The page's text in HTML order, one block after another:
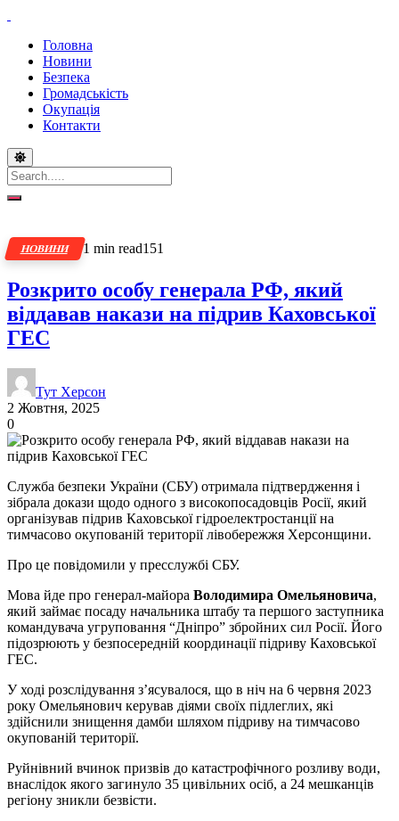
Головна
Новини
Безпека
Громадськість
Окупація
Контакти
НОВИНИ 1 min read151
Розкрито особу генерала РФ, який
віддавав накази на підрив Каховської
ГЕС
Тут Херсон
2 Жовтня, 2025
0
Служба безпеки України (СБУ) отримала підтвердження і
зібрала докази щодо одного з високопосадовців Росії, який
організував підрив Каховської гідроелектростанції на
тимчасово окупованій території лівобережжя Херсонщини.
Про це повідомили у пресслужбі СБУ.
Мова йде про генерал-майора Володимира Омельяновича,
який займає посаду начальника штабу та першого заступника
командувача угруповання “Дніпро” збройних сил Росії. Його
підозрюють у безпосередній координації підриву Каховської
ГЕС.
У ході розслідування з’ясувалося, що в ніч на 6 червня 2023
року Омельянович керував діями своїх підлеглих, які
здійснили знищення дамби шляхом підриву на тимчасово
окупованій території.
Руйнівний вчинок призвів до катастрофічного розливу води,
внаслідок якого загинуло 35 цивільних осіб, а 24 мешканців
регіону зникли безвісти.